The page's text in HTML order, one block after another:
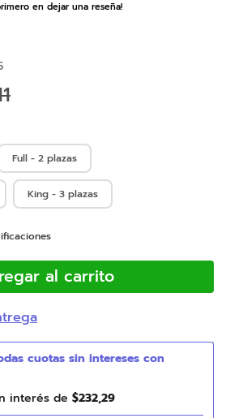
en dejar una reseña!
Full - 2 plazas
King - 3 plazas
al carrito
interés de $232,29